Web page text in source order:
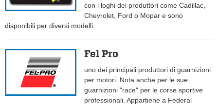
con i loghi dei produttori come Cadillac,
Chevrolet, Ford o Mopar e sono
disponibili per diversi modelli.
Fel Pro
uno dei principali produttori di guarnizioni
per motori. Nota anche per le sue
guarnizioni "race" per le corse sportive
professionali. Appartiene a Federal